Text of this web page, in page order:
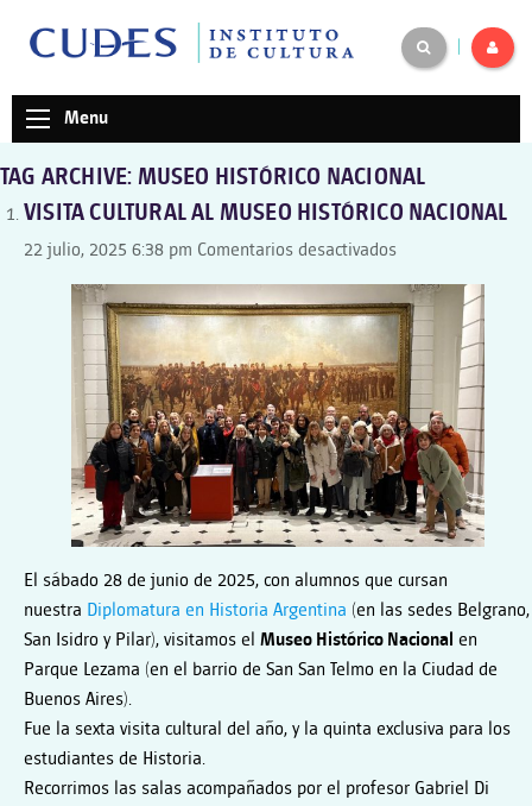
Menu
TAG ARCHIVE: MUSEO HISTÓRICO NACIONAL
VISITA CULTURAL AL MUSEO HISTÓRICO NACIONAL
22 julio, 2025 6:38 pm Comentarios desactivadosen
CULTURAL
AL
MUSEO
HISTÓRICO
NACIONAL
El sábado 28 de junio de 2025, con alumnos que cursan
nuestra Diplomatura en Historia Argentina (en las sedes Belgrano,
San Isidro y Pilar), visitamos el Museo Histórico Nacional en
Parque Lezama (en el barrio de San San Telmo en la Ciudad de
Buenos Aires).
Fue la sexta visita cultural del año, y la quinta exclusiva para los
estudiantes de Historia.
Recorrimos las salas acompañados por el profesor Gabriel Di